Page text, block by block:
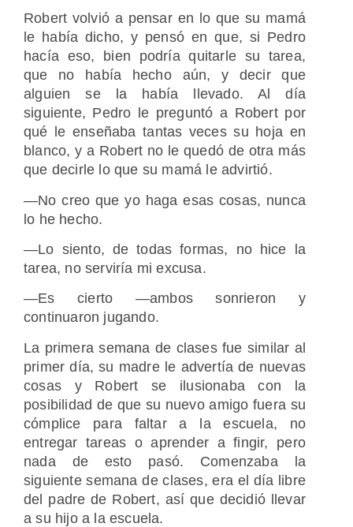
Robert volvió a pensar en lo que su mamá
le había dicho, y pensó en que, si Pedro
hacía eso, bien podría quitarle su tarea,
que no había hecho aún, y decir que
alguien se la había llevado. Al día
siguiente, Pedro le preguntó a Robert por
qué le enseñaba tantas veces su hoja en
blanco, y a Robert no le quedó de otra más
que decirle lo que su mamá le advirtió.
―No creo que yo haga esas cosas, nunca
lo he hecho.
―Lo siento, de todas formas, no hice la
tarea, no serviría mi excusa.
―Es cierto ―ambos sonrieron y
continuaron jugando.
La primera semana de clases fue similar al
primer día, su madre le advertía de nuevas
cosas y Robert se ilusionaba con la
posibilidad de que su nuevo amigo fuera su
cómplice para faltar a la escuela, no
entregar tareas o aprender a fingir, pero
nada de esto pasó. Comenzaba la
siguiente semana de clases, era el día libre
del padre de Robert, así que decidió llevar
a su hijo a la escuela.